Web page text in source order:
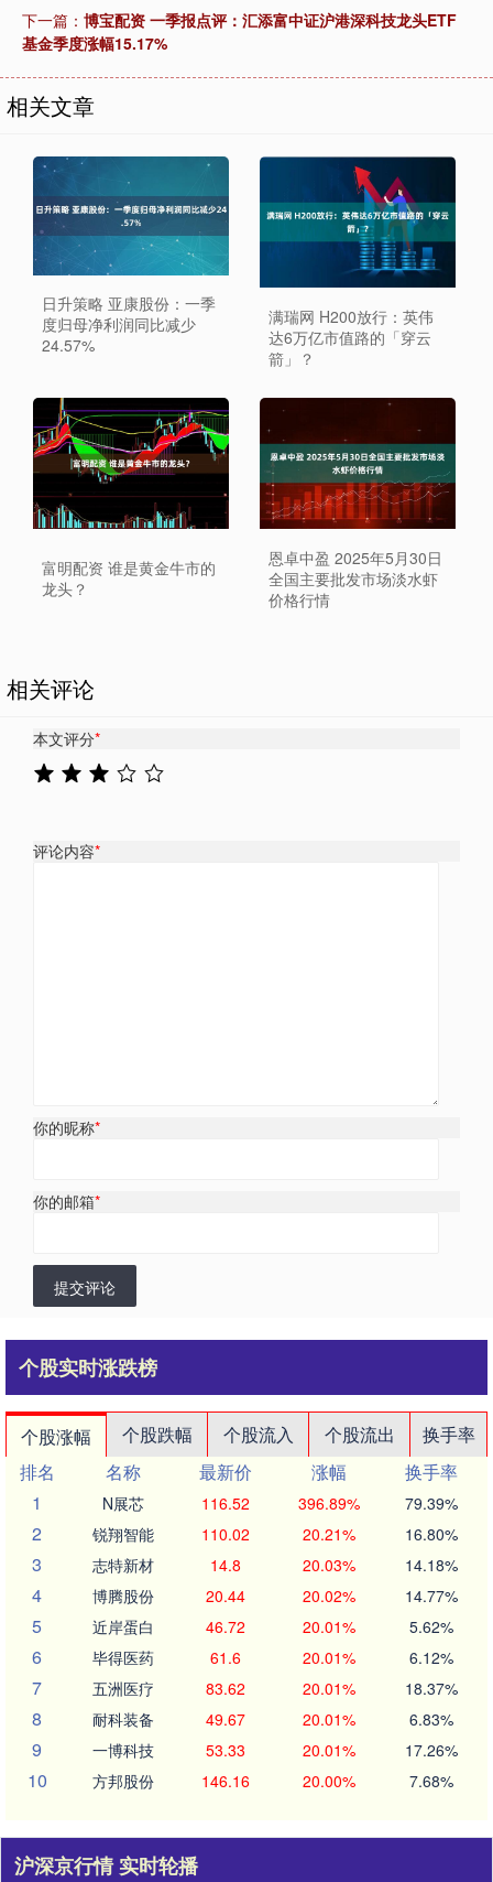
下一篇： 博宝配资 一季报点评：汇添富中证沪港深科技龙头ETF
基金季度涨幅15.17%
相关文章
日升策略 亚康股份：一季
度归母净利润同比减少
24.57%
满瑞网 H200放行：英伟
达6万亿市值路的「穿云
箭」？
富明配资 谁是黄金牛市的
龙头？
恩卓中盈 2025年5月30日
全国主要批发市场淡水虾
价格行情
相关评论
本文评分*
评论内容*
你的昵称*
你的邮箱*
提交评论
个股实时涨跌榜
个股涨幅 个股跌幅 个股流入 个股流出
换手率
排名
名称 最新价 涨幅
换手率
1
N展芯 116.52 396.89% 79.39%
2 锐翔智能 110.02 20.21% 16.80%
3 志特新材 14.8 20.03% 14.18%
4 博腾股份 20.44 20.02% 14.77%
5 近岸蛋白 46.72 20.01% 5.62%
6 毕得医药 61.6 20.01% 6.12%
7 五洲医疗 83.62 20.01% 18.37%
8 耐科装备 49.67 20.01% 6.83%
9 一博科技 53.33 20.01% 17.26%
10 方邦股份 146.16 20.00% 7.68%
沪深京行情 实时轮播